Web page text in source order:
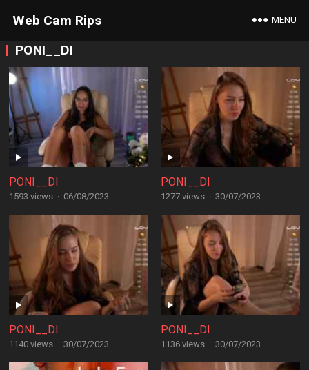
Web Cam Rips MENU
PONI__DI
PONI__DI
1593 views · 06/08/2023
PONI__DI
1277 views · 30/07/2023
PONI__DI
1140 views · 30/07/2023
PONI__DI
1136 views · 30/07/2023